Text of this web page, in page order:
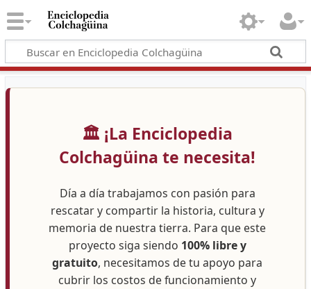
🏛️ ¡La Enciclopedia
Colchagüina te necesita!
Día a día trabajamos con pasión para
rescatar y compartir la historia, cultura y
memoria de nuestra tierra. Para que este
proyecto siga siendo 100% libre y
gratuito, necesitamos de tu apoyo para
cubrir los costos de funcionamiento y